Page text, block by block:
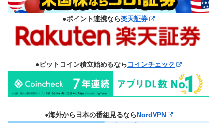
●ポイント連携なら楽天証券
●ビットコイン積立始めるならコインチェック
●海外から日本の番組見るならNordVPN